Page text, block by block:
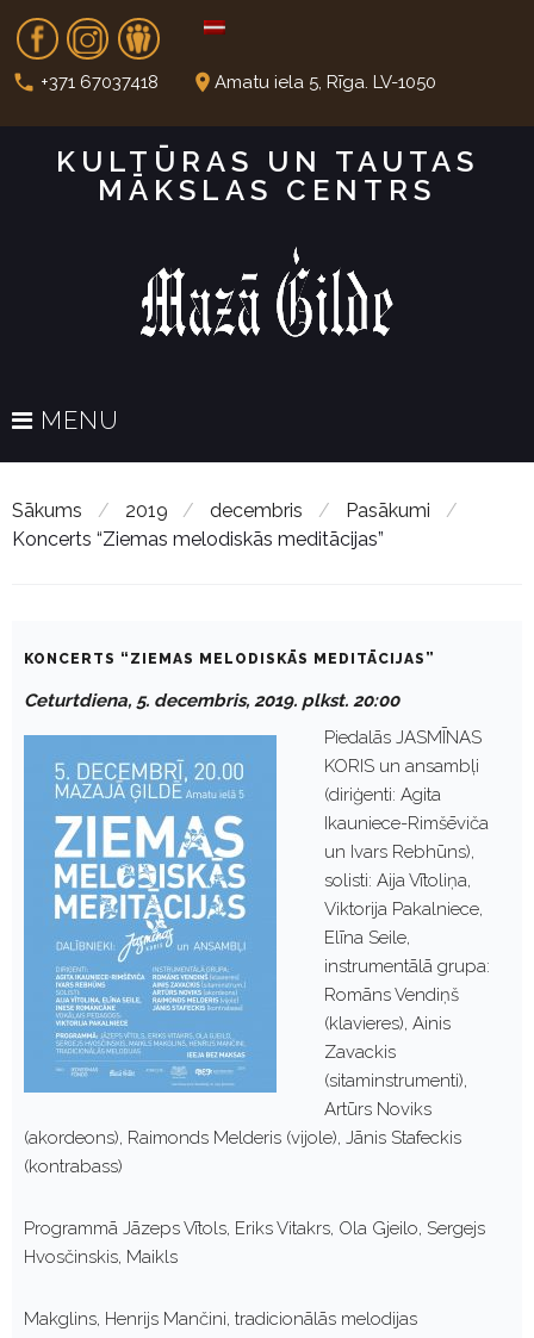
t
Fb In Dr
call +371 67037418 place Amatu iela 5, Rīga. LV-1050
KULTŪRAS UN TAUTAS
MĀKSLAS CENTRS
MENU
Sākums / 2019 / decembris / Pasākumi
/
Koncerts “Ziemas melodiskās meditācijas”
KONCERTS “ZIEMAS MELODISKĀS MEDITĀCIJAS”
Ceturtdiena, 5. decembris, 2019. plkst. 20:00
Piedalās JASMĪNAS
KORIS un ansambļi
(diriģenti: Agita
Ikauniece-Rimšēviča
un Ivars Rebhūns),
solisti: Aija Vītoliņa,
Viktorija Pakalniece,
Elīna Seile,
instrumentālā grupa:
Romāns Vendiņš
(klavieres), Ainis
Zavackis
(sitaminstrumenti),
Artūrs Noviks
(akordeons), Raimonds Melderis (vijole), Jānis Stafeckis
(kontrabass)
Programmā Jāzeps Vītols, Eriks Vitakrs, Ola Gjeilo, Sergejs
Hvosčinskis, Maikls
Makglins, Henrijs Mančini, tradicionālās melodijas